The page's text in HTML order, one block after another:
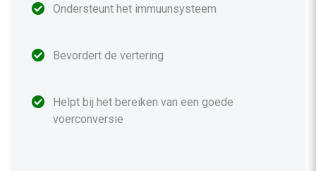
Ondersteunt het immuunsysteem
Bevordert de vertering
Helpt bij het bereiken van een goede
voerconversie